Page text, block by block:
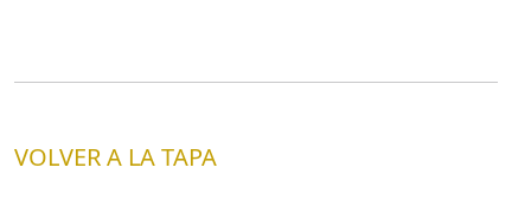
VOLVER A LA TAPA